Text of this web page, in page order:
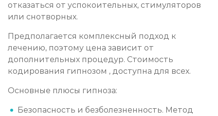
отказаться от успокоительных, стимуляторов
или снотворных.
Предполагается комплексный подход к
лечению, поэтому цена зависит от
дополнительных процедур. Стоимость
кодирования гипнозом , доступна для всех.
Основные плюсы гипноза:
Безопасность и безболезненность. Метод